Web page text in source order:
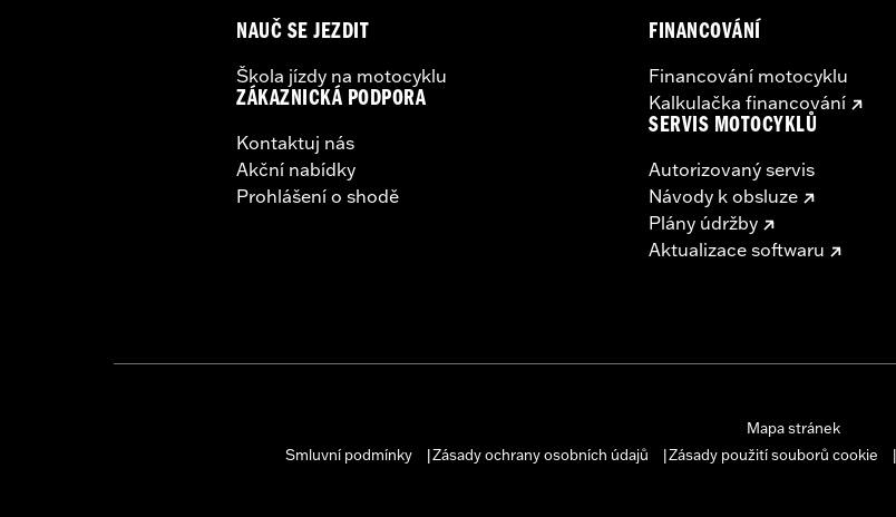
NAUČ SE JEZDIT
Škola jízdy na motocyklu
ZÁKAZNICKÁ PODPORA
Kontaktuj nás
Akční nabídky
Prohlášení o shodě
FINANCOVÁNÍ
Financování motocyklu
Kalkulačka financování
SERVIS MOTOCYKLŮ
Autorizovaný servis
Návody k obsluze
Plány údržby
Aktualizace softwaru
Mapa stránek
Smluvní podmínky
Zásady ochrany osobních údajů Zásady použití souborů cookie